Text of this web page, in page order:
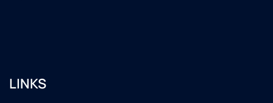
LINKS